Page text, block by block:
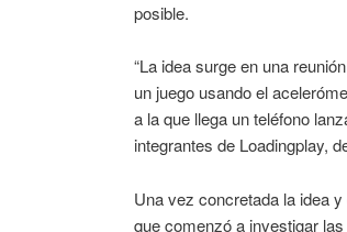
posible.
“La idea surge en una
un juego usando el
a la que llega un teléfono
integrantes de Loadingplay,
Una vez concretada la idea
que comenzó a investigar